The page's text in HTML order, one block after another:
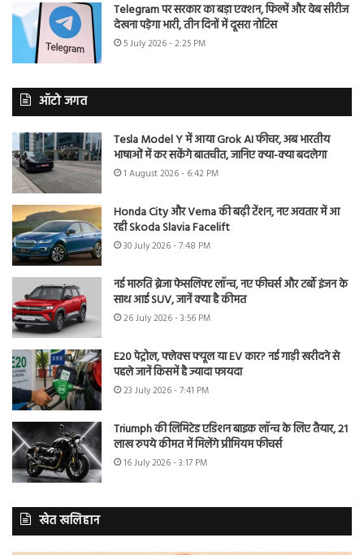
Telegram पर सरकार का बड़ा एक्शन, फिल्में और वेब सीरीज
देखना पड़ेगा भारी, तीन दिनों में दूसरा नोटिस
5 July 2026 - 2:25 PM
ऑटो जगत
Tesla Model Y में आया Grok AI फीचर, अब भारतीय
भाषाओं में कर सकेंगे बातचीत, जानिए क्या-क्या बदलेगा
1 August 2026 - 6:42 PM
Honda City और Verna की बढ़ी टेंशन, नए अवतार में आ
रही Skoda Slavia Facelift
30 July 2026 - 7:48 PM
नई मारुति ब्रेजा फेसलिफ्ट लॉन्च, नए फीचर्स और टर्बो इंजन के
साथ आई SUV, जानें क्या है कीमत
26 July 2026 - 3:56 PM
E20 पेट्रोल, फ्लेक्स फ्यूल या EV कार? नई गाड़ी खरीदने से
पहले जानें किसमें है ज्यादा फायदा
23 July 2026 - 7:41 PM
Triumph की लिमिटेड एडिशन बाइक लॉन्च के लिए तैयार, 21
लाख रुपये कीमत में मिलेंगे प्रीमियम फीचर्स
16 July 2026 - 3:17 PM
खेत खलिहान